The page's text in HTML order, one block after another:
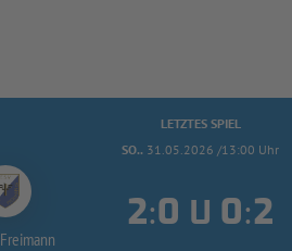
LETZTES SPIEL
SO.. 31.05.2026 /13:00 Uhr
Freimann
: U :